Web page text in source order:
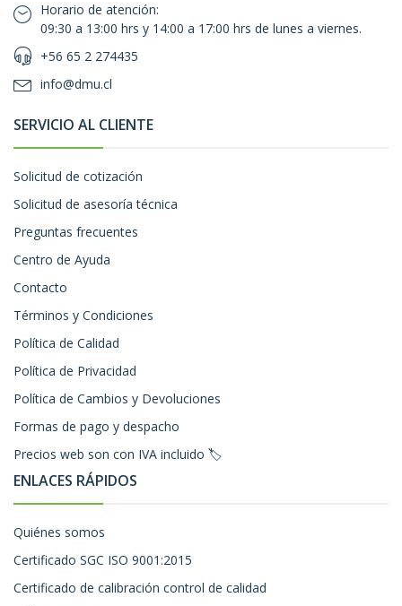
Horario de atención:
09:30 a 13:00 hrs y 14:00 a 17:00 hrs de lunes a viernes.
+56 65 2 274435
info@dmu.cl
SERVICIO AL CLIENTE
Solicitud de cotización
Solicitud de asesoría técnica
Preguntas frecuentes
Centro de Ayuda
Contacto
Términos y Condiciones
Política de Calidad
Política de Privacidad
Política de Cambios y Devoluciones
Formas de pago y despacho
Precios web son con IVA incluido 🏷️
ENLACES RÁPIDOS
Quiénes somos
Certificado SGC ISO 9001:2015
Certificado de calibración control de calidad